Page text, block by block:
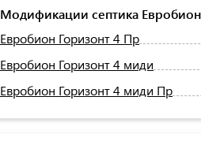
Модификации септика Евробион
Евробион Горизонт 4 Пр
Евробион Горизонт 4 миди
Евробион Горизонт 4 миди Пр